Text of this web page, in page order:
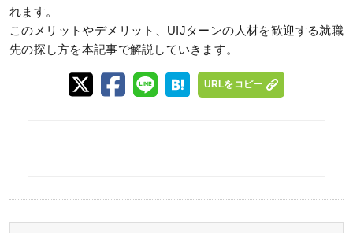
れます。
このメリットやデメリット、UIJターンの人材を歓迎する就職
先の探し方を本記事で解説していきます。
URLをコピー